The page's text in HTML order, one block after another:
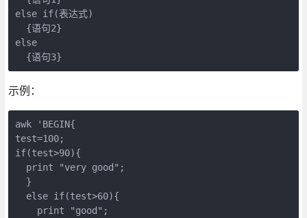
else if(表达式)
  {语句2}
else
  {语句3}
示例：
awk 'BEGIN{
test=100;
if(test>90){
  print "very good";
  }
  else if(test>60){
    print "good";